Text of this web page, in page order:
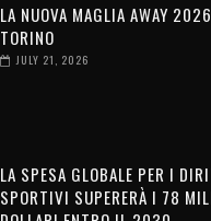
LA NUOVA MAGLIA AWAY
TORINO
JULY 21, 2026
LA SPESA GLOBALE PER I
SPORTIVI SUPERERÀ I 78